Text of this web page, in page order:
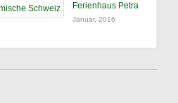
Ferienhaus Petra
Januar, 2016